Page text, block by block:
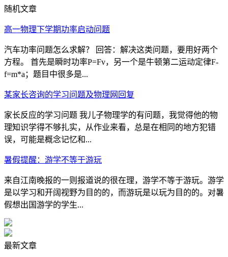
随机文章
高一物理下学期功率启动问题
汽车功率问题怎么求解？ 回答：解决这类问题，要用好两个
方程。 首先是瞬时功率P=Fv，另一个是牛顿第二运动定律F-
f=m*a；题目中很多是...
某家长咨询的学习问题及物理网回复
家长反应的学习问题 我儿子物理学的有问题，我觉得他的物
理知识学得不够扎实，从作业来看，总是在相同的地方犯错
误，可能是概念记忆和...
暑假提醒：游学不等于游玩
来自江南晚报的一则报道说的很在理，游学不等于游玩。游学
是以学习和开阔视野为目的的，而游玩是以玩为目的的。对暑
假想出国游学的学生...
最新文章